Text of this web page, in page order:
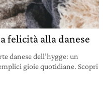
felicità alla danese
danese dell’hygge: un
gioie quotidiane. Scopri